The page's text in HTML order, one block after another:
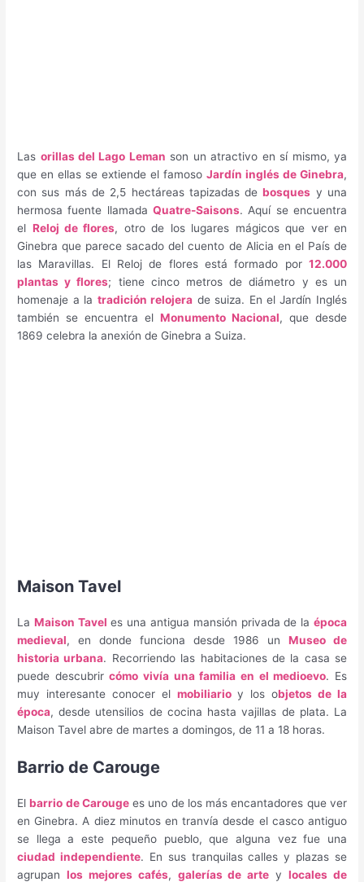
Las orillas del Lago Leman son un atractivo en sí mismo, ya
que en ellas se extiende el famoso Jardín inglés de Ginebra,
con sus más de 2,5 hectáreas tapizadas debosques y una
hermosa fuente llamada Quatre-Saisons. Aquí se encuentra
el Reloj de flores, otro de los lugares mágicos que ver en
Ginebra que parece sacado del cuento de Alicia en el País de
las Maravillas. El Reloj de flores está formado por 12.000
plantas y flores; tiene cinco metros de diámetro y es un
homenaje a la tradición relojera de suiza. En el Jardín Inglés
también se encuentra el Monumento Nacional, que desde
1869 celebra la anexión de Ginebra a Suiza.
Maison Tavel
La Maison Tavel es una antigua mansión privada de la época
medieval, en donde funciona desde 1986 un Museo de
historia urbana. Recorriendo las habitaciones de la casa se
puede descubrircómo vivía una familia en el medioevo. Es
muy interesante conocer el mobiliarioy los objetos de la
época, desde utensilios de cocina hasta vajillas de plata. La
Maison Tavel abre de martes a domingos, de 11 a 18 horas.
Barrio de Carouge
Elbarrio de Carougees uno de los más encantadores que ver
en Ginebra. A diez minutos en tranvía desde el casco antiguo
se llega a este pequeño pueblo, que alguna vez fue una
ciudad independiente. En sus tranquilas calles y plazas se
agrupan los mejores cafés, galerías de arte ylocales de